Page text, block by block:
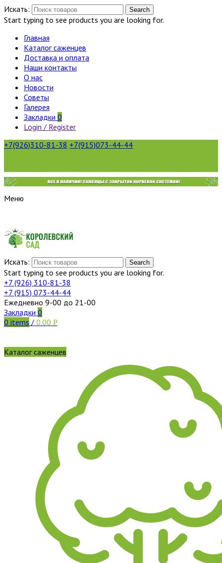
Искать: Search
Start typing to see products you are looking for.
Главная
Каталог саженцев
Доставка и оплата
Наши контакты
О нас
Новости
Советы
Галерея
Закладки 0
Login / Register
+7(926)310-81-38 +7(915)073-44-44
Меню
Искать: Search
Start typing to see products you are looking for.
+7 (926) 310-81-38
+7 (915) 073-44-44
Ежедневно 9-00 до 21-00
Закладки 0
0 items / 0.00 Р
Каталог саженцев